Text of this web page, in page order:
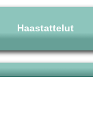
Haastattelut